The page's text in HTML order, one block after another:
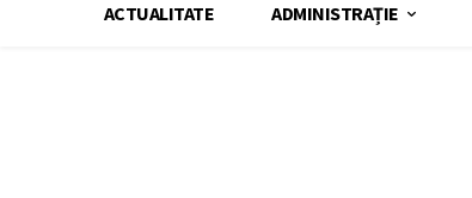
ACTUALITATE ADMINISTRAȚIE